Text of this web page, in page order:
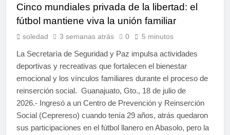
Cinco mundiales privada de la libertad: el
fútbol mantiene viva la unión familiar
soledad 3 semanas atrás 0 5 minutos
La Secretaría de Seguridad y Paz impulsa actividades
deportivas y recreativas que fortalecen el bienestar
emocional y los vínculos familiares durante el proceso de
reinserción social. Guanajuato, Gto., 18 de julio de
2026.- Ingresó a un Centro de Prevención y Reinserción
Social (Ceprereso) cuando tenía 29 años, atrás quedaron
sus participaciones en el fútbol llanero en Abasolo, pero la